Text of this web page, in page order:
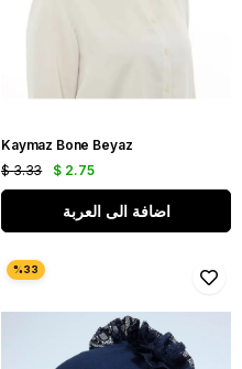
Kaymaz Bone Beyaz
$ 2.75
$ 3.33
اضافة الى العربة